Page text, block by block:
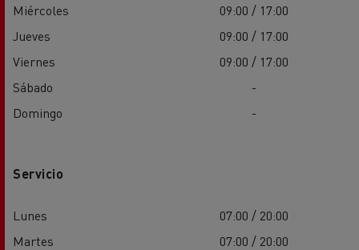
Miércoles
09:00 / 17:00
Jueves
09:00 / 17:00
Viernes
09:00 / 17:00
Sábado
-
Domingo
-
Servicio
Lunes
07:00 / 20:00
Martes
07:00 / 20:00